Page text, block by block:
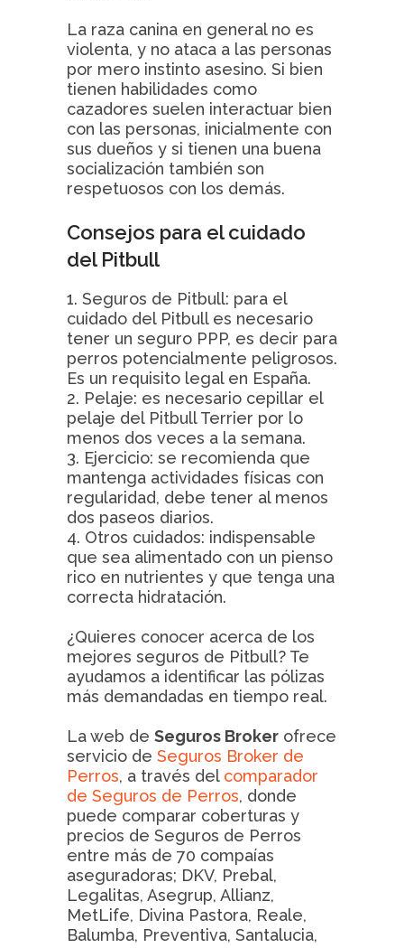
La raza canina en general no es
violenta, y no ataca a las personas
por mero instinto asesino. Si bien
tienen habilidades como
cazadores suelen interactuar bien
con las personas, inicialmente con
sus dueños y si tienen una buena
socialización también son
respetuosos con los demás.
Consejos para el cuidado
del Pitbull
1. Seguros de Pitbull: para el
cuidado del Pitbull es necesario
tener un seguro PPP, es decir para
perros potencialmente peligrosos.
Es un requisito legal en España.
2. Pelaje: es necesario cepillar el
pelaje del Pitbull Terrier por lo
menos dos veces a la semana.
3. Ejercicio: se recomienda que
mantenga actividades físicas con
regularidad, debe tener al menos
dos paseos diarios.
4. Otros cuidados: indispensable
que sea alimentado con un pienso
rico en nutrientes y que tenga una
correcta hidratación.
¿Quieres conocer acerca de los
mejores seguros de Pitbull? Te
ayudamos a identificar las pólizas
más demandadas en tiempo real.
La web de Seguros Broker ofrece
servicio de Seguros Broker de
Perros, a través del comparador
de Seguros de Perros, donde
puede comparar coberturas y
precios de Seguros de Perros
entre más de 70 compaías
aseguradoras; DKV, Prebal,
Legalitas, Asegrup, Allianz,
MetLife, Divina Pastora, Reale,
Balumba, Preventiva, Santalucia,